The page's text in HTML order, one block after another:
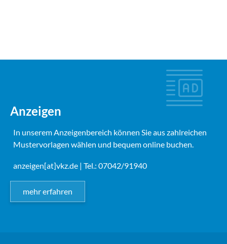
Anzeigen
In unserem Anzeigenbereich können Sie aus zahlreichen
Mustervorlagen wählen und bequem online buchen.
anzeigen[at]vkz.de | Tel.: 07042/91940
mehr erfahren